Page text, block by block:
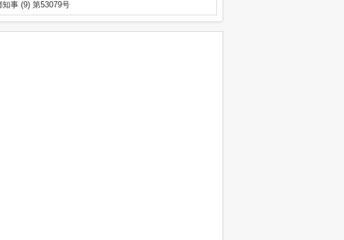
知事 (9) 第53079号